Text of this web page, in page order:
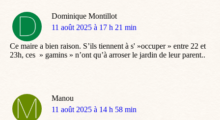
Dominique Montillot
dit
11 août 2025 à 17 h 21 min
Ce maire a bien raison. S’ils tiennent à s' »occuper » entre 22 et
23h, ces » gamins » n’ont qu’à arroser le jardin de leur parent..
Manou
dit
11 août 2025 à 14 h 58 min